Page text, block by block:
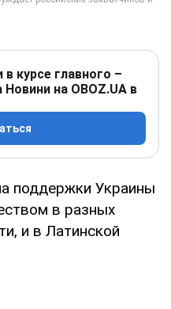
курсе главного –
на OBOZ.UA в
поддержки Украины
в разных
и в Латинской